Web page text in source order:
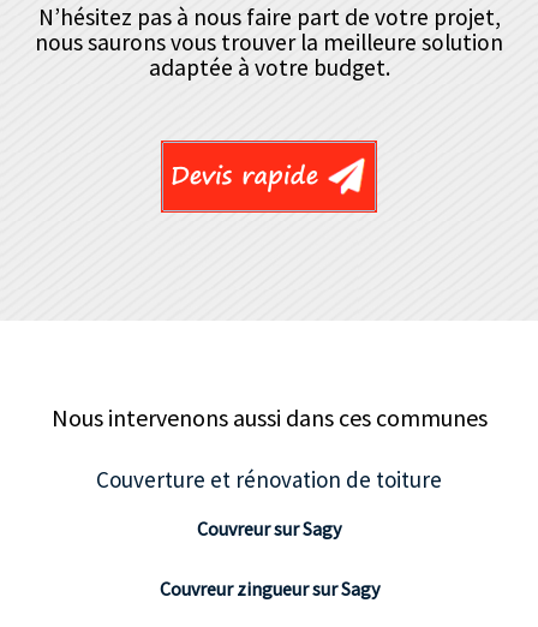
N’hésitez pas à nous faire part de votre projet,
nous saurons vous trouver la meilleure solution
adaptée à votre budget.
Nous intervenons aussi dans ces communes
Couverture et rénovation de toiture
Couvreur sur Sagy
Couvreur zingueur sur Sagy